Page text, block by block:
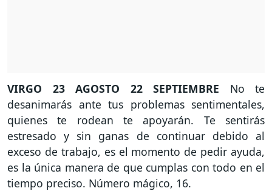
VIRGO 23 AGOSTO 22 SEPTIEMBRE No te
desanimarás ante tus problemas sentimentales,
quienes te rodean te apoyarán. Te sentirás
estresado y sin ganas de continuar debido al
exceso de trabajo, es el momento de pedir ayuda,
es la única manera de que cumplas con todo en el
tiempo preciso. Número mágico, 16.